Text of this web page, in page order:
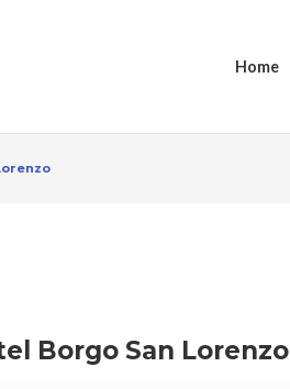
Home
Borgo San Lorenzo